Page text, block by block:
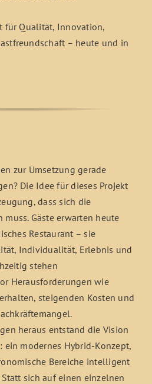
für Qualität, Innovation,
– heute und in
zur Umsetzung gerade
Die Idee für dieses Projekt
dass sich die
muss. Gäste erwarten heute
Restaurant – sie
Individualität, Erlebnis und
stehen
Herausforderungen wie
steigenden Kosten und
heraus entstand die Vision
ein modernes Hybrid-Konzept,
Bereiche intelligent
sich auf einen einzelnen